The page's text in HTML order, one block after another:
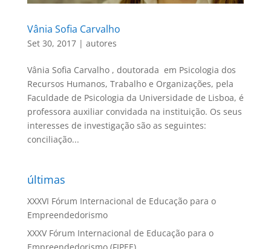
Vânia Sofia Carvalho
Set 30, 2017| autores
Vânia Sofia Carvalho , doutorada em Psicologia dos
Recursos Humanos, Trabalho e Organizações, pela
Faculdade de Psicologia da Universidade de Lisboa, é
professora auxiliar convidada na instituição. Os seus
interesses de investigação são as seguintes:
conciliação...
últimas
XXXVI Fórum Internacional de Educação para o
Empreendedorismo
XXXV Fórum Internacional de Educação para o